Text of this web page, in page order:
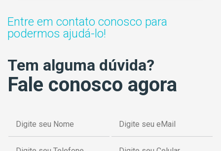
Entre em contato conosco para
podermos ajudá-lo!
Tem alguma dúvida?
Fale conosco agora